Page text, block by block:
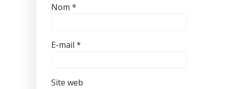
Nom *
E-mail *
Site web